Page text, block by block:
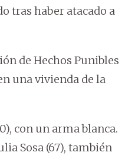
tras haber atacado a
de Hechos Punibles
una vivienda de la
con un arma blanca.
Sosa (67), también